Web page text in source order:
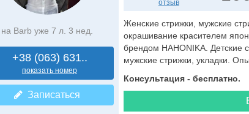
на Barb уже 7 л. 3 нед.
+38 (063) 631..
показать номер
Записаться
отзыв
Женские стрижки, мужские
окрашивание красителем
брендом HAHONIKA. Детские
мужские стрижки, укладки.
Консультация - бесплатно.